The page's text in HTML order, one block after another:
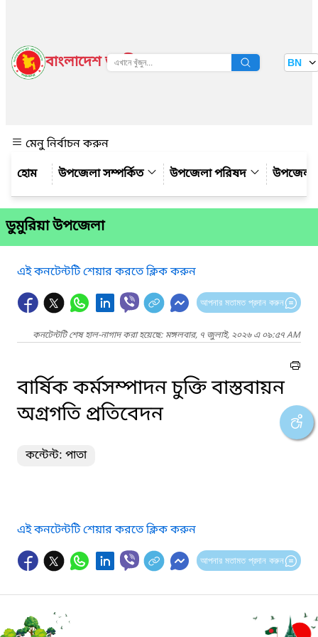
বাংলাদেশ জাতীয় তথ্য বাতায়ন BN
মেনু নির্বাচন করুন
উপজেলা সম্পর্কিত
উপজেলা পরিষদ উপজেলা
ডুমুরিয়া উপজেলা
এই কনটেন্টটি শেয়ার করতে ক্লিক করুন
আপনার মতামত প্রদান করুন
কনটেন্টটি শেষ হাল-নাগাদ করা হয়েছে: মঙ্গলবার, ৭ জুলাই, ২০২৬ এ ০৯:৫৭ AM
বার্ষিক কর্মসম্পাদন চুক্তি বাস্তবায়ন
অগ্রগতি প্রতিবেদন
কন্টেন্ট: পাতা
এই কনটেন্টটি শেয়ার করতে ক্লিক করুন
আপনার মতামত প্রদান করুন